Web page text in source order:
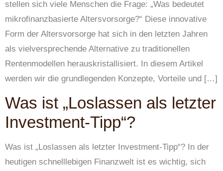
stellen sich viele Menschen die Frage: „Was bedeutet
mikrofinanzbasierte Altersvorsorge?“ Diese innovative
Form der Altersvorsorge hat sich in den letzten Jahren
als vielversprechende Alternative zu traditionellen
Rentenmodellen herauskristallisiert. In diesem Artikel
werden wir die grundlegenden Konzepte, Vorteile und […]
Was ist „Loslassen als letzter
Investment-Tipp“?
Was ist „Loslassen als letzter Investment-Tipp“? In der
heutigen schnelllebigen Finanzwelt ist es wichtig, sich